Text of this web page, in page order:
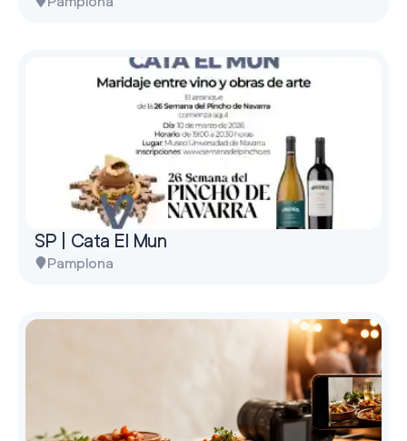
SP | Cata El Mun
Pamplona